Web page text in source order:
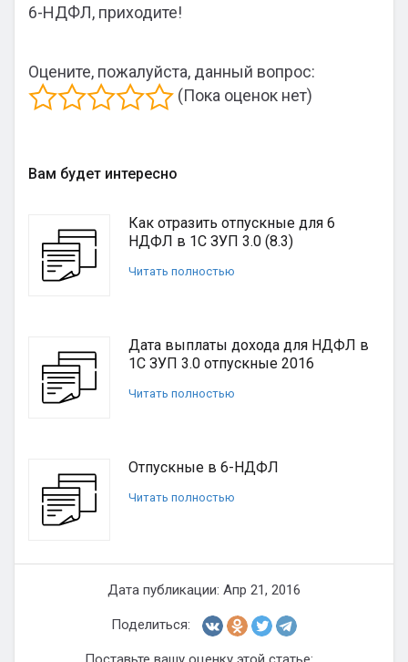
6-НДФЛ, приходите!
Оцените, пожалуйста, данный вопрос:
(Пока оценок нет)
Вам будет интересно
Как отразить отпускные для 6
НДФЛ в 1С ЗУП 3.0 (8.3)
Читать полностью
Дата выплаты дохода для НДФЛ в
1С ЗУП 3.0 отпускные 2016
Читать полностью
Отпускные в 6-НДФЛ
Читать полностью
Дата публикации: Апр 21, 2016
Поделиться: